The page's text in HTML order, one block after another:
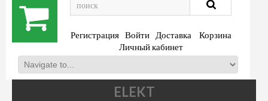
Регистрация Войти Доставка
Корзина
Личный кабинет
ELEKT